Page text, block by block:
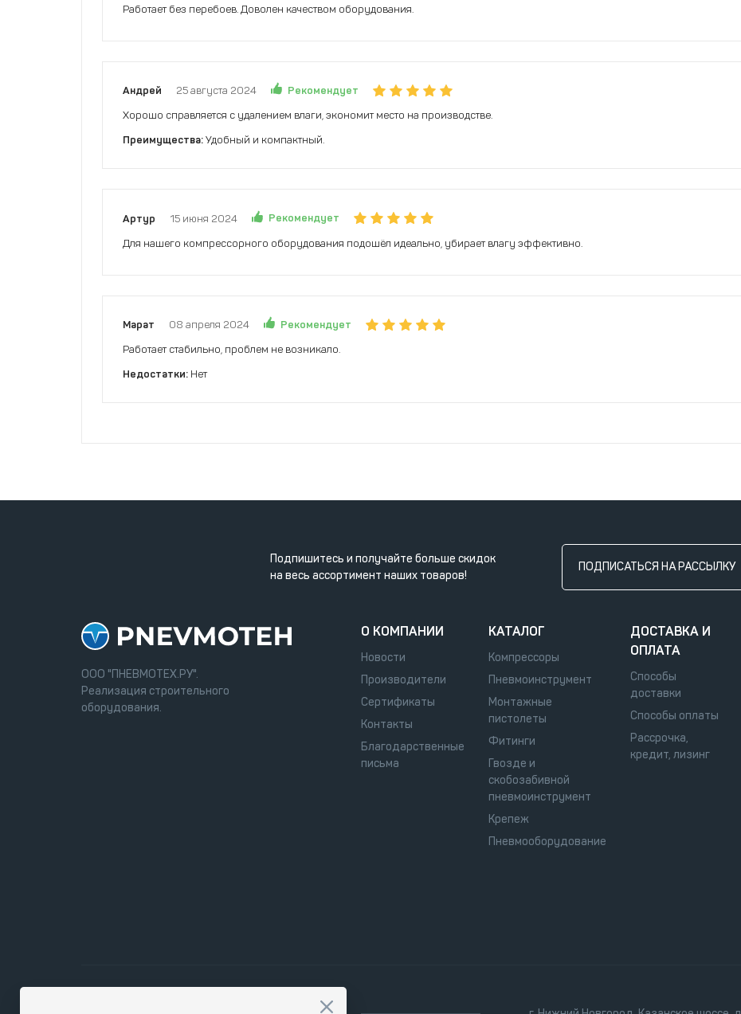
Работает без перебоев. Доволен качеством оборудования.
Андрей 25 августа 2024 Рекомендует
Хорошо справляется с удалением влаги, экономит место на производстве.
Преимущества: Удобный и компактный.
Артур 15 июня 2024 Рекомендует
Для нашего компрессорного оборудования подошёл идеально, убирает влагу эффективно.
Марат 08 апреля 2024 Рекомендует
Работает стабильно, проблем не возникало.
Недостатки: Нет
Подпишитесь и получайте больше скидок
на весь ассортимент наших товаров!
ПОДПИСАТЬСЯ НА РАССЫЛКУ
ООО "ПНЕВМОТЕХ.РУ".
Реализация строительного
оборудования.
О КОМПАНИИ
Новости
Производители
Сертификаты
Контакты
Благодарственные
письма
КАТАЛОГ
Компрессоры
Пневмоинструмент
Монтажные
пистолеты
Фитинги
Гвозде и
скобозабивной
пневмоинструмент
Крепеж
Пневмооборудование
ДОСТАВКА И
ОПЛАТА
Способы
доставки
Способы оплаты
Рассрочка,
кредит, лизинг